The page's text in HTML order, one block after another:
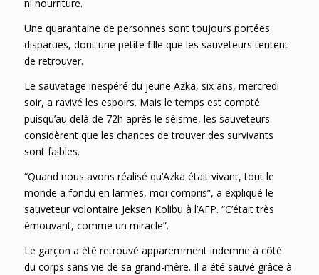
ni nourriture.
Une quarantaine de personnes sont toujours portées
disparues, dont une petite fille que les sauveteurs tentent
de retrouver.
Le sauvetage inespéré du jeune Azka, six ans, mercredi
soir, a ravivé les espoirs. Mais le temps est compté
puisqu’au delà de 72h après le séisme, les sauveteurs
considèrent que les chances de trouver des survivants
sont faibles.
“Quand nous avons réalisé qu’Azka était vivant, tout le
monde a fondu en larmes, moi compris”, a expliqué le
sauveteur volontaire Jeksen Kolibu à l’AFP. “C’était très
émouvant, comme un miracle”.
Le garçon a été retrouvé apparemment indemne à côté
du corps sans vie de sa grand-mère. Il a été sauvé grâce à